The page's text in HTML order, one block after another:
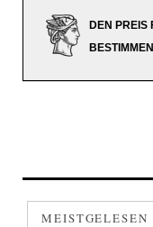
DEN PREIS
MEISTGELESEN